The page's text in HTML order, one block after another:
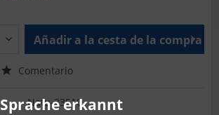
Añadir a la cesta de la compra
Comentario
Natu-33510
Sprache erkannt